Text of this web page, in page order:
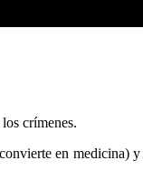
crímenes.
en medicina)